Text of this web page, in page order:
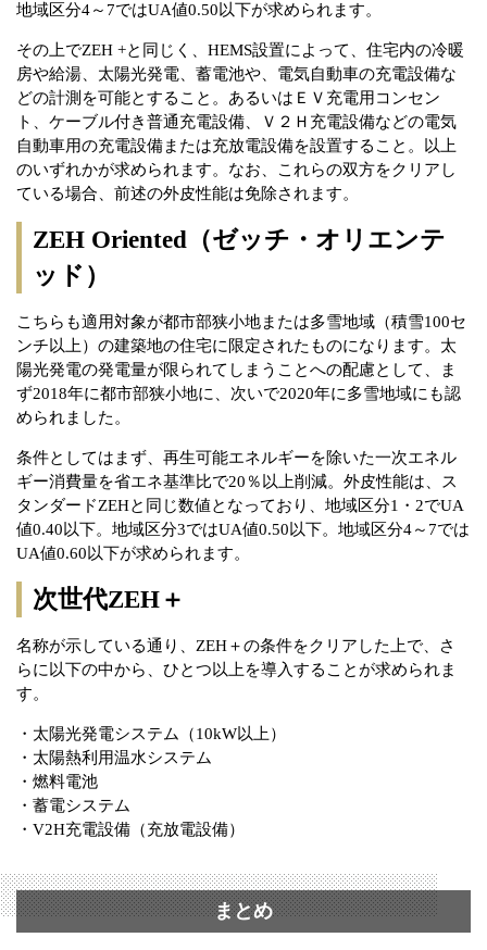
地域区分4～7ではUA値0.50以下が求められます。
その上でZEH +と同じく、HEMS設置によって、住宅内の冷暖
房や給湯、太陽光発電、蓄電池や、電気自動車の充電設備な
どの計測を可能とすること。あるいはＥＶ充電用コンセン
ト、ケーブル付き普通充電設備、Ｖ２Ｈ充電設備などの電気
自動車用の充電設備または充放電設備を設置すること。以上
のいずれかが求められます。なお、これらの双方をクリアし
ている場合、前述の外皮性能は免除されます。
ZEH Oriented（ゼッチ・オリエンテ
ッド）
こちらも適用対象が都市部狭小地または多雪地域（積雪100セ
ンチ以上）の建築地の住宅に限定されたものになります。太
陽光発電の発電量が限られてしまうことへの配慮として、ま
ず2018年に都市部狭小地に、次いで2020年に多雪地域にも認
められました。
条件としてはまず、再生可能エネルギーを除いた一次エネル
ギー消費量を省エネ基準比で20％以上削減。外皮性能は、ス
タンダードZEHと同じ数値となっており、地域区分1・2でUA
値0.40以下。地域区分3ではUA値0.50以下。地域区分4～7では
UA値0.60以下が求められます。
次世代ZEH＋
名称が示している通り、ZEH＋の条件をクリアした上で、さ
らに以下の中から、ひとつ以上を導入することが求められま
す。
・太陽光発電システム（10kW以上）
・太陽熱利用温水システム
・燃料電池
・蓄電システム
・V2H充電設備（充放電設備）
まとめ